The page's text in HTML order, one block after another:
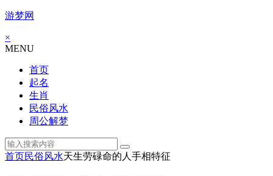
游梦网
×
MENU
首页
起名
生肖
民俗风水
周公解梦
首页民俗风水天生劳碌命的人手相特征